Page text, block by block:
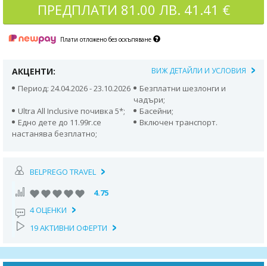
ПРЕДПЛАТИ 81.00 ЛВ. 41.41 €
Плати отложено без оскъпяване
АКЦЕНТИ: ВИЖ ДЕТАЙЛИ И УСЛОВИЯ
Период: 24.04.2026 - 23.10.2026
Безплатни шезлонги и
чадъри;
Ultra All Inclusive почивка 5*;
Басейни;
Едно дете до 11.99г.се
настанява безплатно;
Включен транспорт.
BELPREGO TRAVEL
4.75
4 ОЦЕНКИ
19 АКТИВНИ ОФЕРТИ